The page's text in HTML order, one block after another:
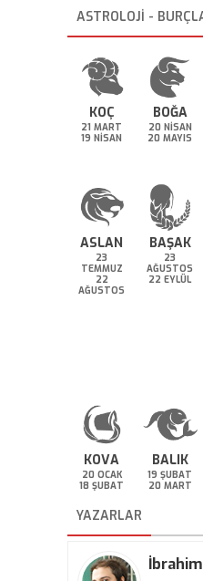
ASTROLOJİ -
KOÇ
21 MART
19 NİSAN
BOĞA
20 NİSAN
20 MAYIS
ASLAN
23
TEMMUZ
22
AĞUSTOS
BAŞAK
23
AĞUSTOS
22 EYLÜL
KOVA
20 OCAK
18 ŞUBAT
BALIK
19 ŞUBAT
20 MART
YAZARLAR